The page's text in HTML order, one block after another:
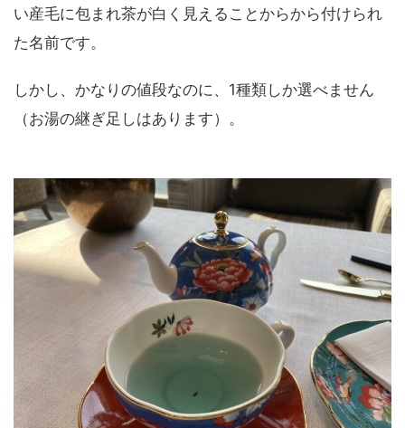
い産毛に包まれ茶が白く見えることからから付けられ
た名前です。
しかし、かなりの値段なのに、1種類しか選べません
（お湯の継ぎ足しはあります）。